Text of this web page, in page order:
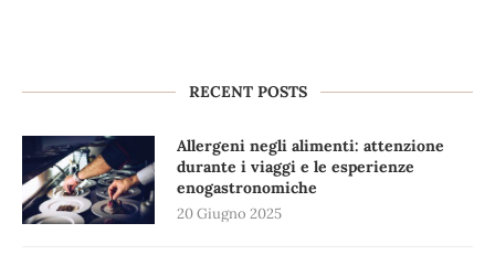
RECENT POSTS
Allergeni negli alimenti: attenzione
durante i viaggi e le esperienze
enogastronomiche
20 Giugno 2025